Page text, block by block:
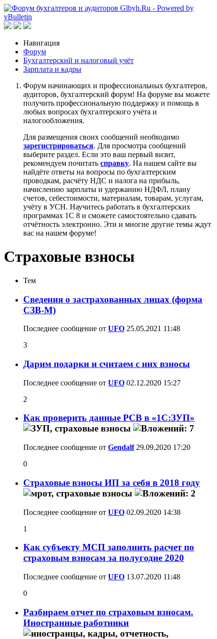
Навигация
Форум
Бухгалтерский и налоговый учёт
Зарплата и кадры
Форум начинающих и профессиональных бухгалтеров,
аудиторов, бухгалтерский форум! На форуме вы можете
получить профессиональную поддержку и помощь в
любых вопросах бухгалтерского учёта и
налогообложения.
Для размещения своих сообщений необходимо
зарегистрироваться. Для просмотра сообщений
выберите раздел. Если это ваш первый визит,
рекомендуем почитать справку. На нашем сайте вы
найдёте ответы на вопросы по бухгалтерским
проводкам, расчёту НДС и налога на прибыль,
начислению зарплаты и удержанию НДФЛ, плану
счетов, себестоимости, материалам, товарам, услугам,
учёту в УСН. Научитесь работать в бухгалтерских
программах 1С 8 и сможете самостоятельно сдавать
отчётность электронно. Эти и многие другие темы ждут
вас на нашем форуме!
Страховые взносы
Тем
Сведения о застрахованных лицах (форма
СЗВ-М)
Последнее сообщение от UFO 25.05.2021 11:48
3
Дарим подарки и считаем с них взносы
Последнее сообщение от UFO 02.12.2020 15:27
2
Как проверить данные РСВ в «1С:ЗУП»
Последнее сообщение от Gendalf29.09.2020 17:20
0
Страховые взносы ИП за себя в 2018 году
Последнее сообщение от UFO 02.09.2020 14:38
1
Как субъекту МСП заполнить расчет по
страховым взносам за полугодие 2020
Последнее сообщение от UFO 13.07.2020 11:48
0
Разбираем отчет по страховым взносам.
Иностранные работники